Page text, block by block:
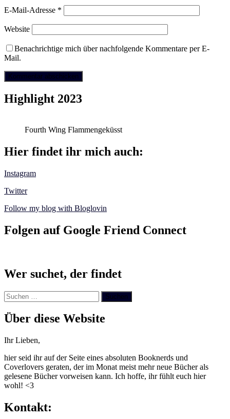
E-Mail-Adresse *
Website
Benachrichtige mich über nachfolgende Kommentare per E-
Mail.
Highlight 2023
Fourth Wing Flammengeküsst
Hier findet ihr mich auch:
Instagram
Twitter
Follow my blog with Bloglovin
Folgen auf Google Friend Connect
Wer suchet, der findet
Suchen
nach:
Über diese Website
Ihr Lieben,
hier seid ihr auf der Seite eines absoluten Booknerds und
Coverlovers geraten, der im Monat meist mehr neue Bücher als
gelesene Bücher vorweisen kann. Ich hoffe, ihr fühlt euch hier
wohl! <3
Kontakt: